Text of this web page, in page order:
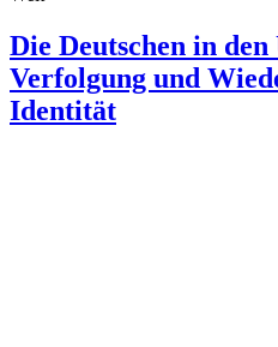
Die Deutschen in
Verfolgung und
Identität